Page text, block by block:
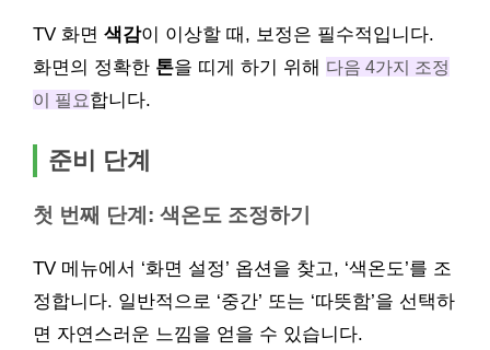
TV 화면 색감이 이상할 때, 보정은 필수적입니다.
화면의 정확한 톤을 띠게 하기 위해 다음 4가지 조정
이 필요합니다.
준비 단계
첫 번째 단계: 색온도 조정하기
TV 메뉴에서 ‘화면 설정’ 옵션을 찾고, ‘색온도’를 조
정합니다. 일반적으로 ‘중간’ 또는 ‘따뜻함’을 선택하
면 자연스러운 느낌을 얻을 수 있습니다.